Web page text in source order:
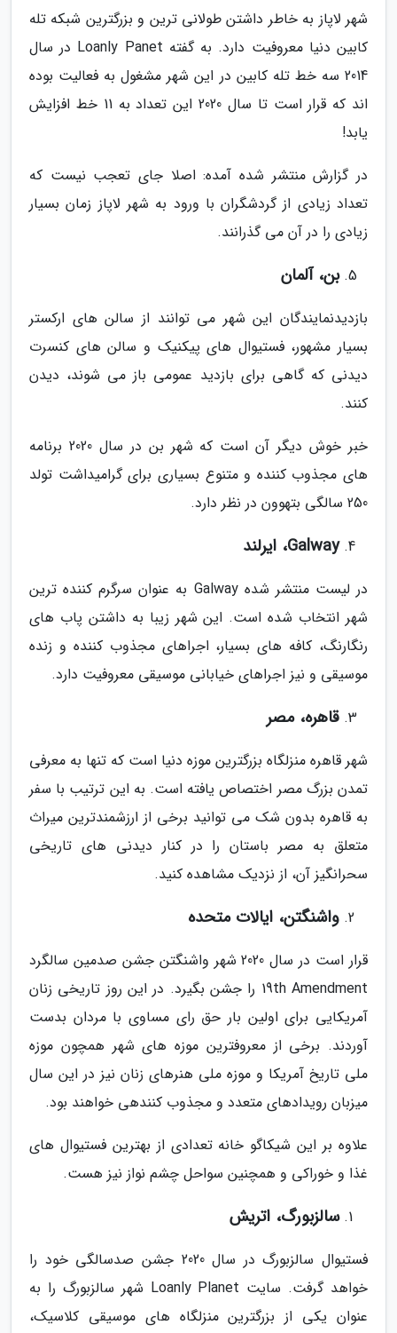
شهر لاپاز به خاطر داشتن طولانی ترین و بزرگترین شبکه تله
کابین دنیا معروفیت دارد. به گفته Loanly Panet در سال
2014 سه خط تله کابین در این شهر مشغول به فعالیت بوده
اند که قرار است تا سال 2020 این تعداد به 11 خط افزایش
یابد!
در گزارش منتشر شده آمده: اصلا جای تعجب نیست که
تعداد زیادی از گردشگران با ورود به شهر لاپاز زمان بسیار
زیادی را در آن می گذرانند.
بن، آلمان
بازدیدنمایندگان این شهر می توانند از سالن های ارکستر
بسیار مشهور، فستیوال های پیکنیک و سالن های کنسرت
دیدنی که گاهی برای بازدید عمومی باز می شوند، دیدن
کنند.
خبر خوش دیگر آن است که شهر بن در سال 2020 برنامه
های مجذوب کننده و متنوع بسیاری برای گرامیداشت تولد
250 سالگی بتهوون در نظر دارد.
Galway، ایرلند
در لیست منتشر شده Galway به عنوان سرگرم کننده ترین
شهر انتخاب شده است. این شهر زیبا به داشتن پاب های
رنگارنگ، کافه های بسیار، اجراهای مجذوب کننده و زنده
موسیقی و نیز اجراهای خیابانی موسیقی معروفیت دارد.
قاهره، مصر
شهر قاهره منزلگاه بزرگترین موزه دنیا است که تنها به معرفی
تمدن بزرگ مصر اختصاص یافته است. به این ترتیب با سفر
به قاهره بدون شک می توانید برخی از ارزشمندترین میراث
متعلق به مصر باستان را در کنار دیدنی های تاریخی
سحرانگیز آن، از نزدیک مشاهده کنید.
واشنگتن، ایالات متحده
قرار است در سال 2020 شهر واشنگتن جشن صدمین سالگرد
19th Amendment را جشن بگیرد. در این روز تاریخی زنان
آمریکایی برای اولین بار حق رای مساوی با مردان بدست
آوردند. برخی از معروفترین موزه های شهر همچون موزه
ملی تاریخ آمریکا و موزه ملی هنرهای زنان نیز در این سال
میزبان رویدادهای متعدد و مجذوب کنندهی خواهند بود.
علاوه بر این شیکاگو خانه تعدادی از بهترین فستیوال های
غذا و خوراکی و همچنین سواحل چشم نواز نیز هست.
سالزبورگ، اتریش
فستیوال سالزبورگ در سال 2020 جشن صدسالگی خود را
خواهد گرفت. سایت Loanly Planet شهر سالزبورگ را به
عنوان یکی از بزرگترین منزلگاه های موسیقی کلاسیک،